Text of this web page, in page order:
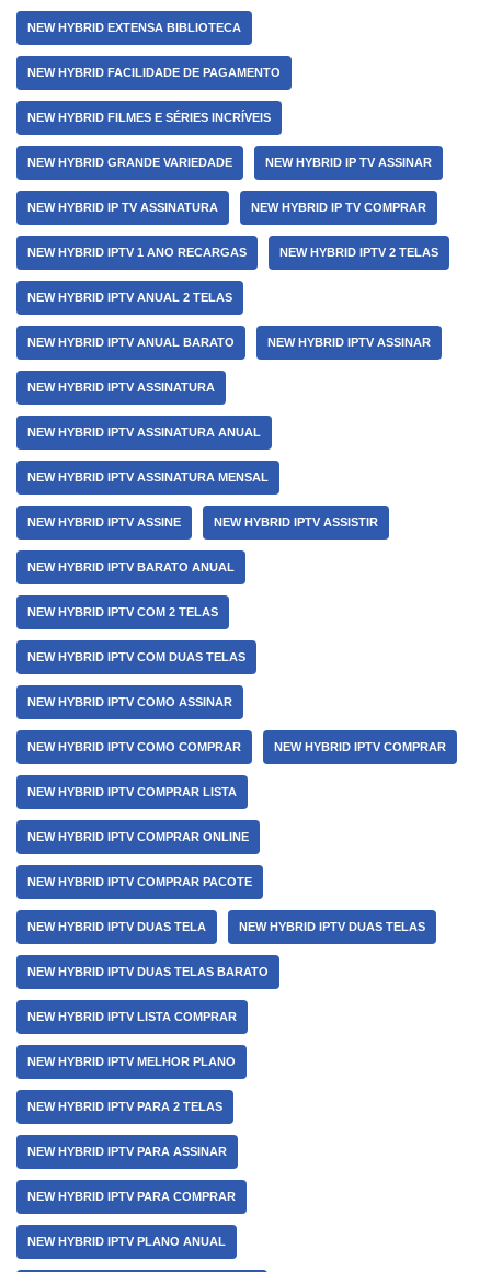
NEW HYBRID EXTENSA BIBLIOTECA
NEW HYBRID FACILIDADE DE PAGAMENTO
NEW HYBRID FILMES E SÉRIES INCRÍVEIS
NEW HYBRID GRANDE VARIEDADE NEW HYBRID IP TV ASSINAR
NEW HYBRID IP TV ASSINATURA NEW HYBRID IP TV COMPRAR
NEW HYBRID IPTV 1 ANO RECARGAS NEW HYBRID IPTV 2 TELAS
NEW HYBRID IPTV ANUAL 2 TELAS
NEW HYBRID IPTV ANUAL BARATO NEW HYBRID IPTV ASSINAR
NEW HYBRID IPTV ASSINATURA
NEW HYBRID IPTV ASSINATURA ANUAL
NEW HYBRID IPTV ASSINATURA MENSAL
NEW HYBRID IPTV ASSINE NEW HYBRID IPTV ASSISTIR
NEW HYBRID IPTV BARATO ANUAL
NEW HYBRID IPTV COM 2 TELAS
NEW HYBRID IPTV COM DUAS TELAS
NEW HYBRID IPTV COMO ASSINAR
NEW HYBRID IPTV COMO COMPRAR NEW HYBRID IPTV COMPRAR
NEW HYBRID IPTV COMPRAR LISTA
NEW HYBRID IPTV COMPRAR ONLINE
NEW HYBRID IPTV COMPRAR PACOTE
NEW HYBRID IPTV DUAS TELA NEW HYBRID IPTV DUAS TELAS
NEW HYBRID IPTV DUAS TELAS BARATO
NEW HYBRID IPTV LISTA COMPRAR
NEW HYBRID IPTV MELHOR PLANO
NEW HYBRID IPTV PARA 2 TELAS
NEW HYBRID IPTV PARA ASSINAR
NEW HYBRID IPTV PARA COMPRAR
NEW HYBRID IPTV PLANO ANUAL